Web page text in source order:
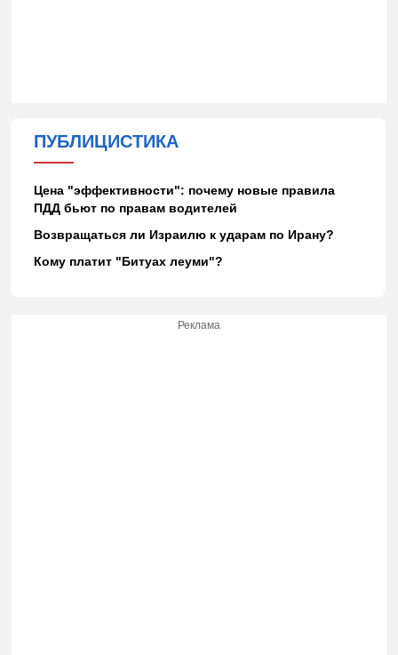
ПУБЛИЦИСТИКА
Цена "эффективности": почему новые правила
ПДД бьют по правам водителей
Возвращаться ли Израилю к ударам по Ирану?
Кому платит "Битуах леуми"?
Реклама